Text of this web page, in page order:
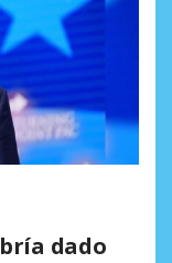
dado